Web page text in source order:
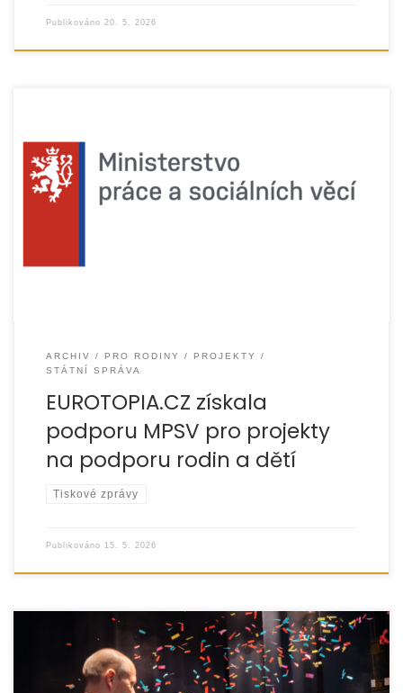
Publikováno 20. 5. 2026
EUROTOPIA.CZ získala pro rok 2026 podporu z Ministerstva
práce a sociálních věcí ČR v rámci národního dotačního
ARCHIV PRO RODINY
PROJEKTY
STÁTNÍ SPRÁVA
EUROTOPIA.CZ získala
podporu MPSV pro projekty
na podporu rodin a dětí
Tiskové zprávy
Publikováno 15. 5. 2026